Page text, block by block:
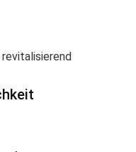
revitalisierend